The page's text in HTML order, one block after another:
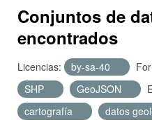
Acerca de
Conjuntos de
encontrados
Licencias: by-sa-40
SHP
GeoJSON
cartografía
datos